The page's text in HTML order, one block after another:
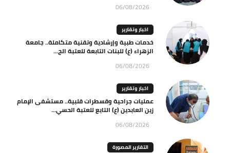
06/08/2026
اخبار وتقارير
خدمات طبية وإرشادية وتقنية متكاملة.. جامعة
الزهراء (ع) للبنات التابعة للعتبة الح...
06/08/2026
اخبار وتقارير
عمليات جراحية وقسطرات قلبية.. مستشفى الإمام
زين العابدين (ع) التابع للعتبة الحسي...
06/08/2026
التقارير المصورة